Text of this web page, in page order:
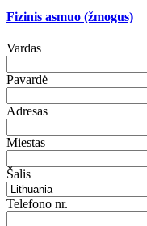
Fizinis asmuo (žmogus)
Vardas
Pavardė
Adresas
Miestas
Šalis
Telefono nr.